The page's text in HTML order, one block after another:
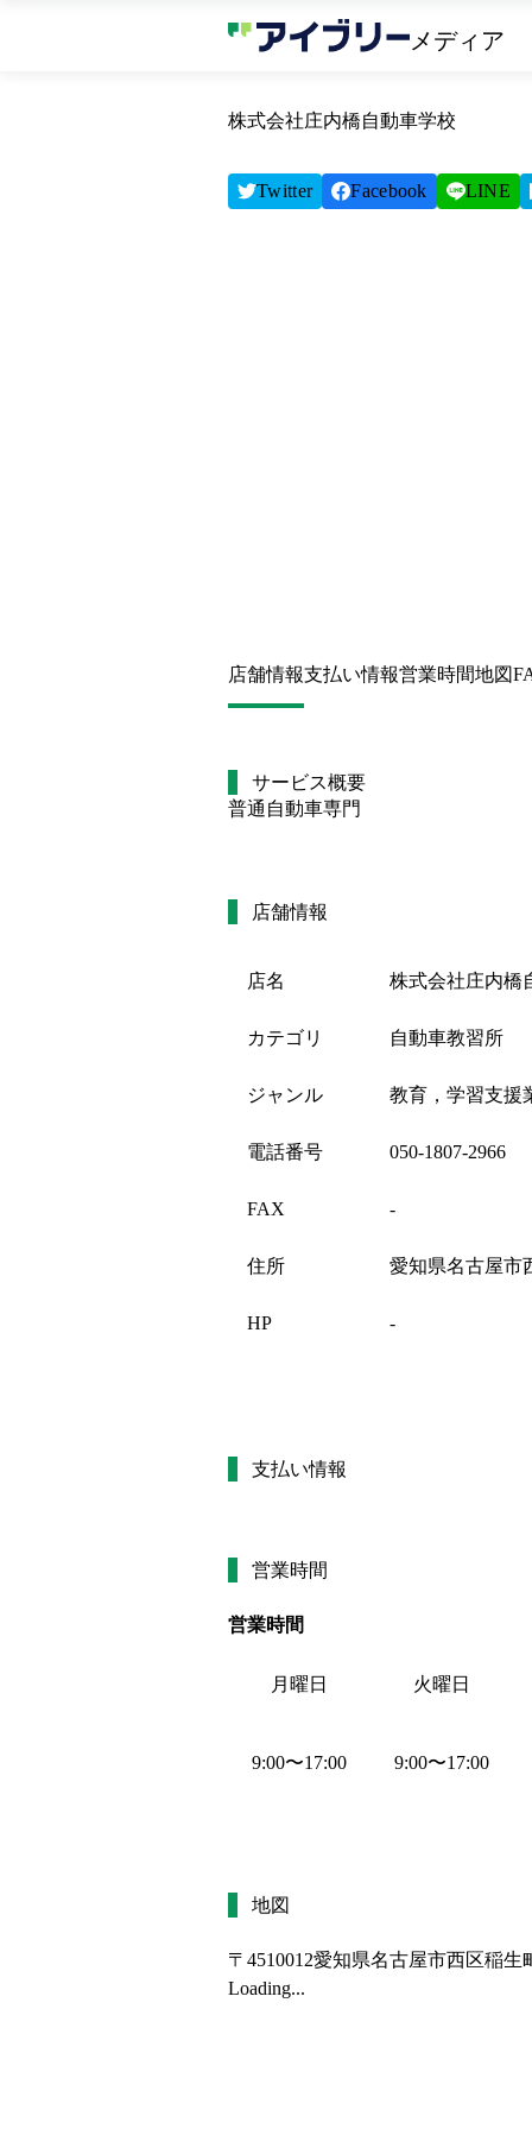
メディア
株式会社庄内橋自動車学校
Twitter Facebook LINE
店舗情報支払い情報営業時間地図
サービス概要
普通自動車専門
店舗情報
店名 株式会社庄内橋
カテゴリ 自動車教習所
ジャンル 教育，学習支援
電話番号 050-1807-2966
FAX -
住所 愛知県名古屋市
HP -
支払い情報
営業時間
営業時間
月曜日 火曜日
9:00〜17:00 9:00〜17:00
地図
〒4510012愛知県名古屋市西区稲生
Loading...